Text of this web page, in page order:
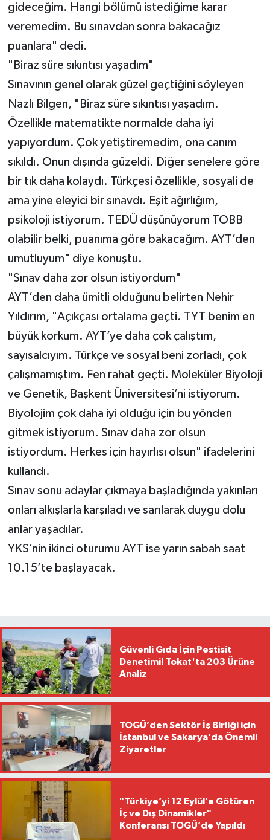
gideceğim. Hangi bölümü istediğime karar
veremedim. Bu sınavdan sonra bakacağız
puanlara" dedi.
"Biraz süre sıkıntısı yaşadım"
Sınavının genel olarak güzel geçtiğini söyleyen
Nazlı Bilgen, "Biraz süre sıkıntısı yaşadım.
Özellikle matematikte normalde daha iyi
yapıyordum. Çok yetiştiremedim, ona canım
sıkıldı. Onun dışında güzeldi. Diğer senelere göre
bir tık daha kolaydı. Türkçesi özellikle, sosyali de
ama yine eleyici bir sınavdı. Eşit ağırlığım,
psikoloji istiyorum. TEDÜ düşünüyorum TOBB
olabilir belki, puanıma göre bakacağım. AYT’den
umutluyum" diye konuştu.
"Sınav daha zor olsun istiyordum"
AYT’den daha ümitli olduğunu belirten Nehir
Yıldırım, "Açıkçası ortalama geçti. TYT benim en
büyük korkum. AYT’ye daha çok çalıştım,
sayısalcıyım. Türkçe ve sosyal beni zorladı, çok
çalışmamıştım. Fen rahat geçti. Moleküler Biyoloji
ve Genetik, Başkent Üniversitesi’ni istiyorum.
Biyolojim çok daha iyi olduğu için bu yönden
gitmek istiyorum. Sınav daha zor olsun
istiyordum. Herkes için hayırlısı olsun" ifadelerini
kullandı.
Sınav sonu adaylar çıkmaya başladığında yakınları
onları alkışlarla karşıladı ve sarılarak duygu dolu
anlar yaşadılar.
YKS’nin ikinci oturumu AYT ise yarın sabah saat
10.15’te başlayacak.
Güvenli Gıda İçin Pestisit
Denetimi! Tokat'ta 203 Ürüne
Analiz
TOGÜ’den Sektör İş Birliği için
İstanbul ve Sakarya’da Önemli
Ziyaretler
"Türkiye’yi 12 Eylül’e Götüren
İç ve Dış Dinamikler"
Konferansı TOGÜ’de Yapıldı